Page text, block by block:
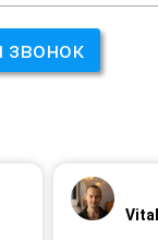
звонок